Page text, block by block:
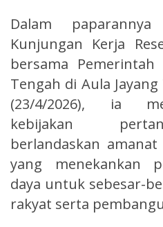
Dalam
Kunjungan Kerja
bersama Pemerintah
Tengah di Aula
(23/4/2026), ia
kebijakan
berlandaskan
yang menekankan
daya untuk sebesar-
rakyat serta